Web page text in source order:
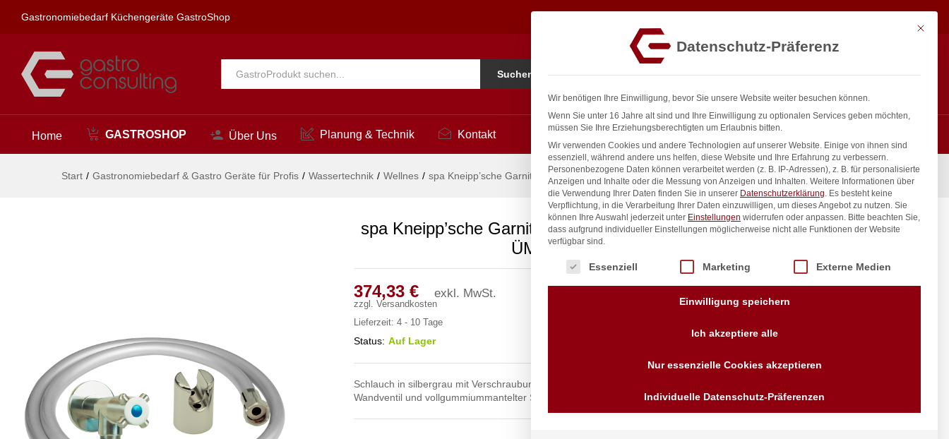
Gastronomiebedarf Küchengeräte GastroShop
Alle Suchen
Home GASTROSHOP Über Uns Planung & Technik Kontakt
Start / Gastronomiebedarf & Gastro Geräte für Profis / Wassertechnik / Wellnes / spa Kneipp’sche Garnitur 1/2″ Ø 20mm 3/4″ ÜM
spa Kneipp’sche Garnitur 1/2″ Ø 20mm 3/4″
ÜM
374,33 € exkl. MwSt.
zzgl. Versandkosten
Lieferzeit: 4 - 10 Tage
Status: Auf Lager
Schlauch in silbergrau mit Verschraubungen aus Edelstahl mit Wandhalter,
Wandventil und vollgummiummantelter Siebstrahldüse
inkl. / exkl. MwSt.
Anfragen
Wir sind seit über 40 Jahren
für Sie da
Vorrauskasse Paypal,
Kreditkarte, Direkt
Beschreibung
374,33€ exkl. MwSt. In den Warenkorb
Mit
Datenschutz-Präferenz
Wir benötigen Ihre Einwilligung, bevor Sie unsere Website weiter besuchen können.
Wenn Sie unter 16 Jahre alt sind und Ihre Einwilligung zu optionalen Services geben möchten,
müssen Sie Ihre Erziehungsberechtigten um Erlaubnis bitten.
Wir verwenden Cookies und andere Technologien auf unserer Website. Einige von ihnen sind
essenziell, während andere uns helfen, diese Website und Ihre Erfahrung zu verbessern.
Personenbezogene Daten können verarbeitet werden (z. B. IP-Adressen), z. B. für personalisierte
Anzeigen und Inhalte oder die Messung von Anzeigen und Inhalten. Weitere Informationen über
die Verwendung Ihrer Daten finden Sie in unserer Datenschutzerklärung. Es besteht keine
Verpflichtung, in die Verarbeitung Ihrer Daten einzuwilligen, um dieses Angebot zu nutzen. Sie
können Ihre Auswahl jederzeit unter Einstellungen widerrufen oder anpassen. Bitte beachten Sie,
dass aufgrund individueller Einstellungen möglicherweise nicht alle Funktionen der Website
verfügbar sind.
Es folgt eine Liste der Service-Gruppen, für die eine Einwilligung erteilt werden kann.
Essenziell Marketing Externe Medien
Einwilligung speichern
Ich akzeptiere alle
Nur essenzielle Cookies akzeptieren
Individuelle Datenschutz-Präferenzen